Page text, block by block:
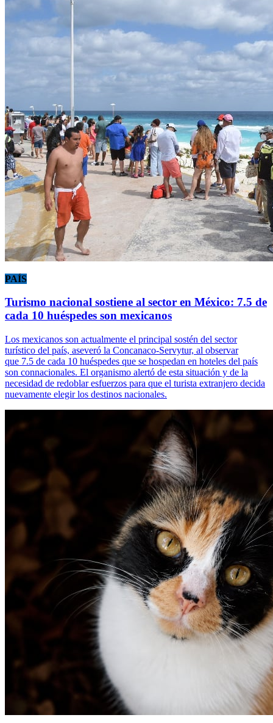
PAÍS
Turismo nacional sostiene al sector en México: 7.5 de
cada 10 huéspedes son mexicanos
Los mexicanos son actualmente el principal sostén del sector
turístico del país, aseveró la Concanaco-Servytur, al observar
que 7.5 de cada 10 huéspedes que se hospedan en hoteles del país
son connacionales. El organismo alertó de esta situación y de la
necesidad de redoblar esfuerzos para que el turista extranjero decida
nuevamente elegir los destinos nacionales.